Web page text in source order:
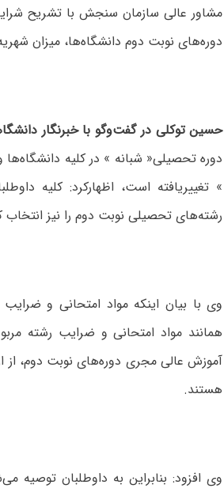
مشاور عالی سازمان سنجش با تشریح
دوره‌های نوبت دوم دانشگاه‌ها، میزان
حسین توکلی در گفت‌وگو با خبرنگار
دوره تحصیلی« شبانه » در کلیه
رشته‌های تحصیلی نوبت دوم را نیز انتخاب
وی با بیان اینکه مواد امتحانی و
همانند مواد امتحانی و ضرایب رشته
آموزش عالی مجری دوره‌های نوبت دوم، از
هستند.
وی افزود: بنابراین به داوطلبان